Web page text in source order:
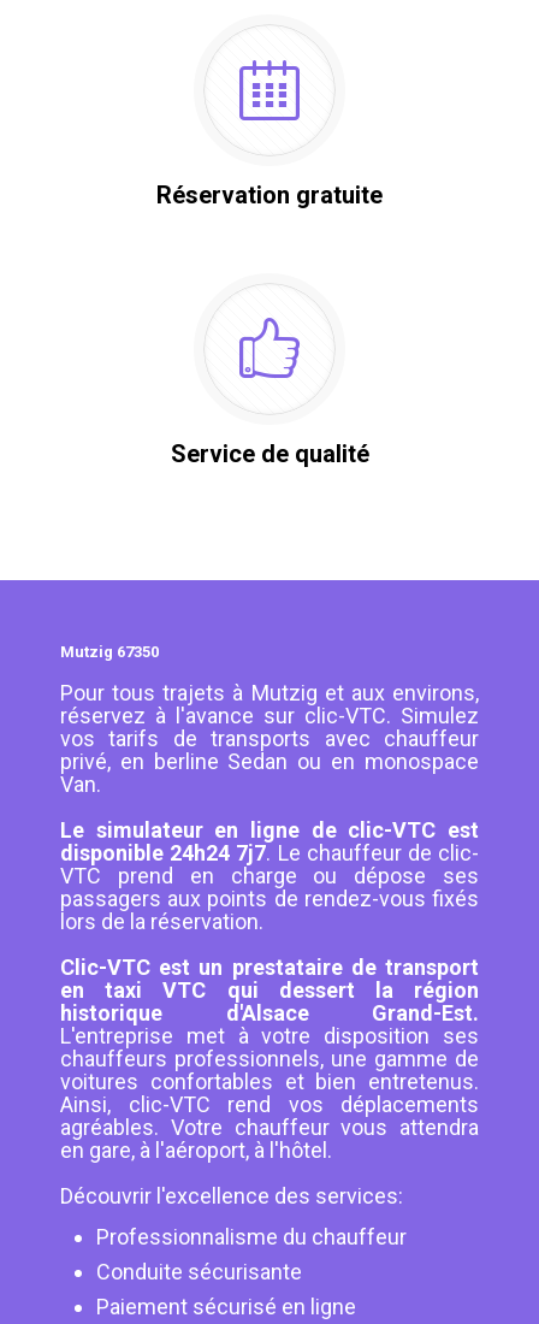
Réservation gratuite
Service de qualité
Mutzig 67350
Pour tous trajets à Mutzig et aux environs,
réservez à l'avance sur clic-VTC. Simulez
vos tarifs de transports avec chauffeur
privé, en berline Sedan ou en monospace
Van.
Le simulateur en ligne de clic-VTC est
disponible 24h24 7j7. Le chauffeur de clic-
VTC prend en charge ou dépose ses
passagers aux points de rendez-vous fixés
lors de la réservation.
Clic-VTC est un prestataire de transport
en taxi VTC qui dessert la région
historique d'Alsace Grand-Est.
L'entreprise met à votre disposition ses
chauffeurs professionnels, une gamme de
voitures confortables et bien entretenus.
Ainsi, clic-VTC rend vos déplacements
agréables. Votre chauffeur vous attendra
en gare, à l'aéroport, à l'hôtel.
Découvrir l'excellence des services:
Professionnalisme du chauffeur
Conduite sécurisante
Paiement sécurisé en ligne